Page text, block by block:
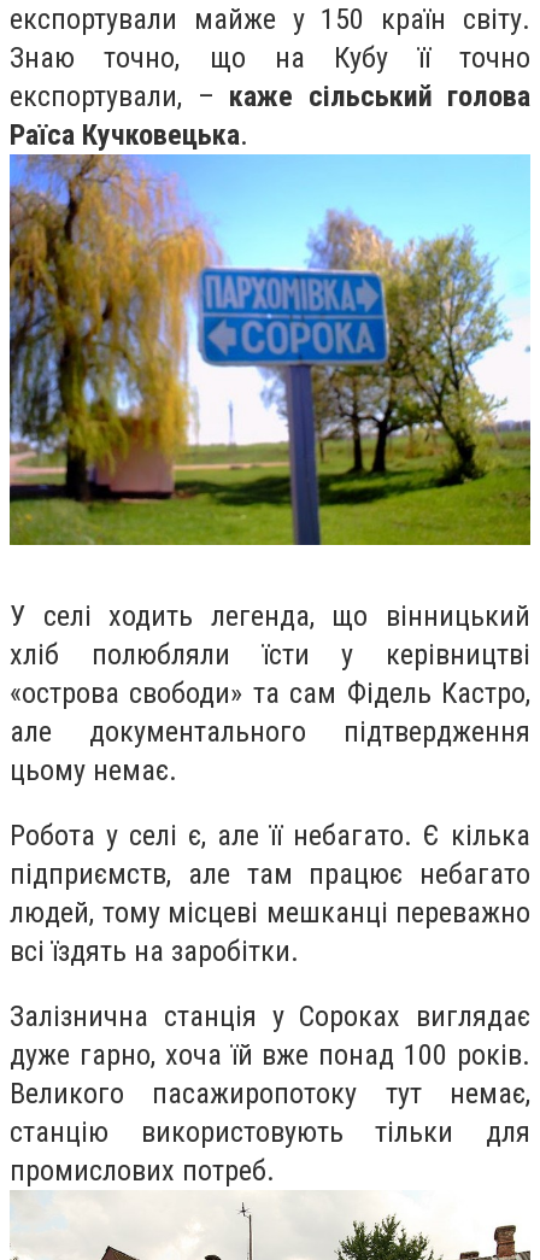
експортували майже у 150 країн світу.
Знаю точно, що на Кубу її точно
експортували, – каже сільський голова
Раїса Кучковецька.
У селі ходить легенда, що вінницький
хліб полюбляли їсти у керівництві
«острова свободи» та сам Фідель Кастро,
але документального підтвердження
цьому немає.
Робота у селі є, але її небагато. Є кілька
підприємств, але там працює небагато
людей, тому місцеві мешканці переважно
всі їздять на заробітки.
Залізнична станція у Сороках виглядає
дуже гарно, хоча їй вже понад 100 років.
Великого пасажиропотоку тут немає,
станцію використовують тільки для
промислових потреб.